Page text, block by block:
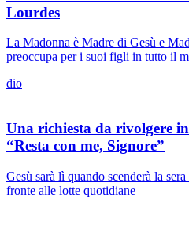
Lourdes
La Madonna è Madre di Gesù e
preoccupa per i suoi figli in tutto il
dio
Una richiesta da rivolgere
“Resta con me, Signore”
Gesù sarà lì quando scenderà la
fronte alle lotte quotidiane